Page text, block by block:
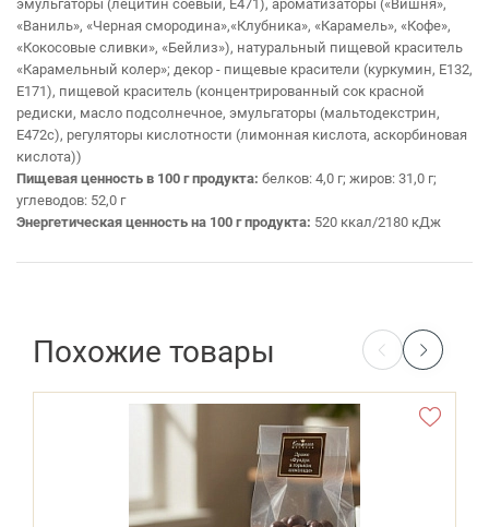
«Ваниль», «Черная смородина»,«Клубника», «Карамель», «Кофе»,
«Кокосовые сливки», «Бейлиз»), натуральный пищевой краситель
«Карамельный колер»; декор - пищевые красители (куркумин, Е132,
Е171), пищевой краситель (концентрированный сок красной
редиски, масло подсолнечное, эмульгаторы (мальтодекстрин,
Е472с), регуляторы кислотности (лимонная кислота, аскорбиновая
кислота))
Пищевая ценность в 100 г продукта: белков: 4,0 г; жиров: 31,0 г;
углеводов: 52,0 г
Энергетическая ценность на 100 г продукта: 520 ккал/2180 кДж
Похожие товары